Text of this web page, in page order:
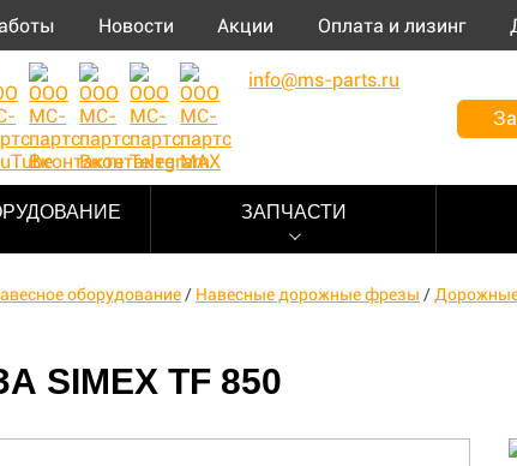
Новости Акции Оплата и лизинг
info@ms-parts.ru
ЗАПЧАСТИ
оборудование / Навесные дорожные фрезы /
SIMEX TF 850